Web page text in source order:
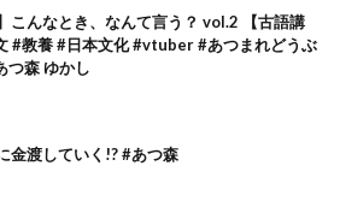
こんなとき、なんて言う？ vol.2 【古語講
#教養 #日本文化 #vtuber #あつまれどうぶ
つ森 ゆかし
金渡していく!? #あつ森